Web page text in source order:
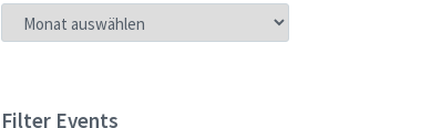
NEUIGKEITEN
NACH
Filter Events